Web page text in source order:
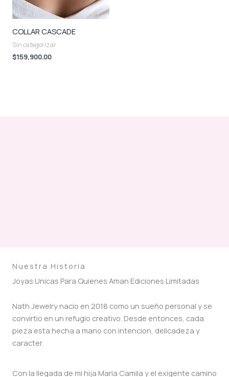
COLLAR CASCADE
Sin categorizar
$159,900.00
Nuestra Historia
Joyas Unicas Para Quienes Aman Ediciones Limitadas
Nath Jewelry nacio en 2018 como un sueño personal y se
convirtio en un refugio creativo. Desde entonces, cada
pieza esta hecha a mano con intencion, delicadeza y
caracter.
Con la llegada de mi hija Maria Camila y el exigente camino